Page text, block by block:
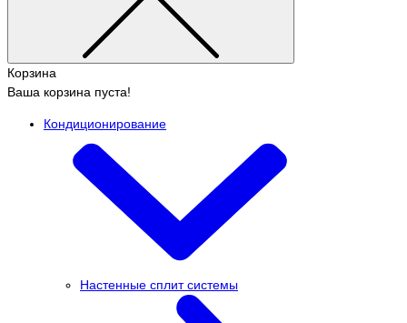
Корзина
Ваша корзина пуста!
Кондиционирование
Настенные сплит системы